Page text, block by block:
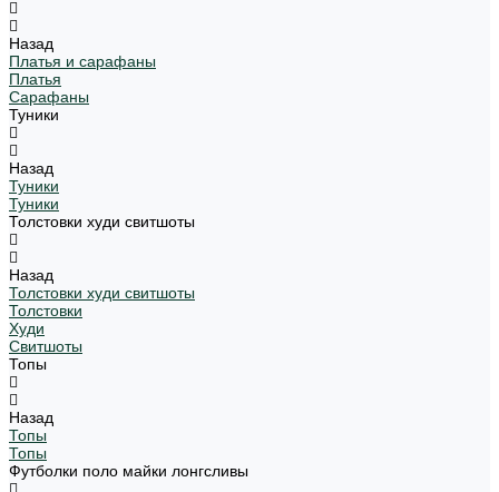
Назад
Платья и сарафаны
Платья
Сарафаны
Туники
Назад
Туники
Туники
Толстовки худи свитшоты
Назад
Толстовки худи свитшоты
Толстовки
Худи
Свитшоты
Топы
Назад
Топы
Топы
Футболки поло майки лонгсливы